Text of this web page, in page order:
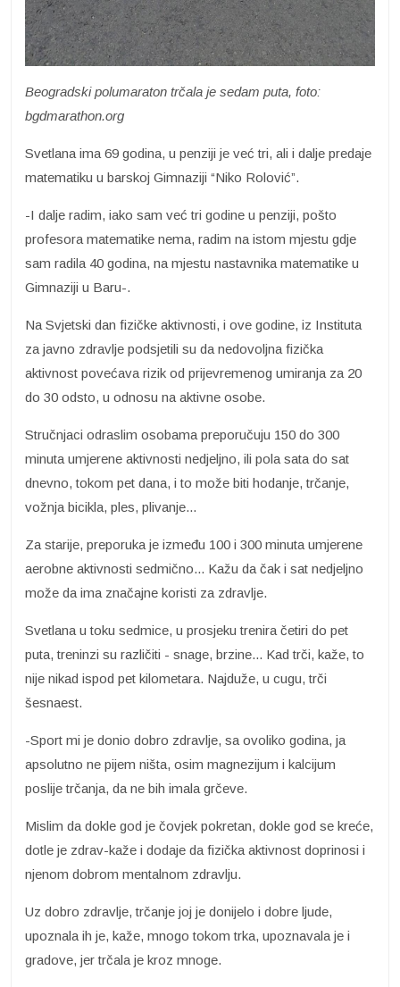
Beogradski polumaraton trčala je sedam puta, foto:
bgdmarathon.org
Svetlana ima 69 godina, u penziji je već tri, ali i dalje predaje
matematiku u barskoj Gimnaziji “Niko Rolović”.
-I dalje radim, iako sam već tri godine u penziji, pošto
profesora matematike nema, radim na istom mjestu gdje
sam radila 40 godina, na mjestu nastavnika matematike u
Gimnaziji u Baru-.
Na Svjetski dan fizičke aktivnosti, i ove godine, iz Instituta
za javno zdravlje podsjetili su da nedovoljna fizička
aktivnost povećava rizik od prijevremenog umiranja za 20
do 30 odsto, u odnosu na aktivne osobe.
Stručnjaci odraslim osobama preporučuju 150 do 300
minuta umjerene aktivnosti nedjeljno, ili pola sata do sat
dnevno, tokom pet dana, i to može biti hodanje, trčanje,
vožnja bicikla, ples, plivanje...
Za starije, preporuka je između 100 i 300 minuta umjerene
aerobne aktivnosti sedmično... Kažu da čak i sat nedjeljno
može da ima značajne koristi za zdravlje.
Svetlana u toku sedmice, u prosjeku trenira četiri do pet
puta, treninzi su različiti - snage, brzine... Kad trči, kaže, to
nije nikad ispod pet kilometara. Najduže, u cugu, trči
šesnaest.
-Sport mi je donio dobro zdravlje, sa ovoliko godina, ja
apsolutno ne pijem ništa, osim magnezijum i kalcijum
poslije trčanja, da ne bih imala grčeve.
Mislim da dokle god je čovjek pokretan, dokle god se kreće,
dotle je zdrav-kaže i dodaje da fizička aktivnost doprinosi i
njenom dobrom mentalnom zdravlju.
Uz dobro zdravlje, trčanje joj je donijelo i dobre ljude,
upoznala ih je, kaže, mnogo tokom trka, upoznavala je i
gradove, jer trčala je kroz mnoge.